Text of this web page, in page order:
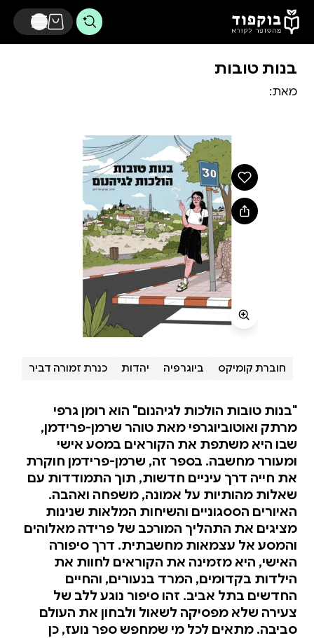
דלג לתוכן הראשי
בנות טובות
מאת:
חוברת קומיקס ביוגרפיה יהדות כנרת זמורה דביר
"בנות טובות הולכות לגיהנום" הוא רומן גרפי
מרתק ואוטוביוגרפי מאת טוהר שרמן-פרידמן,
שבו היא משתפת את הקוראים במסע אישי
ומעורר מחשבה. בספר זה, שרמן-פרידמן חוקרת
את חייה דרך עיניים חדשות, תוך התמודדות עם
שאלות מהותיות על אמונה, משפחה ואהבה.
האיורים הססגוניים והשיחות המלאות שנינות
מציגים את התהליך המורכב של פרידה מאלוהים
והמסע אל עצמאות מחשבתית. דרך סיפורה
האישי, היא מזמינה את הקוראים לחוות את
הילדות בקדומים, המרד בנעורים, והחיים
החדשים בתל אביב. זהו סיפור נוגע ללב של
צעירה שלא מפסיקה לשאול ולבחון את העולם
סביבה. מתאים לכל מי שמחפש ספר נועז, כן